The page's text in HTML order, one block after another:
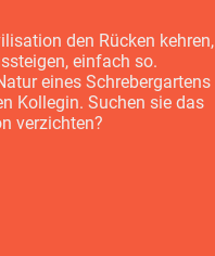
den Rücken kehren,
einfach so.
eines Schrebergartens
Kollegin. Suchen sie das
verzichten?